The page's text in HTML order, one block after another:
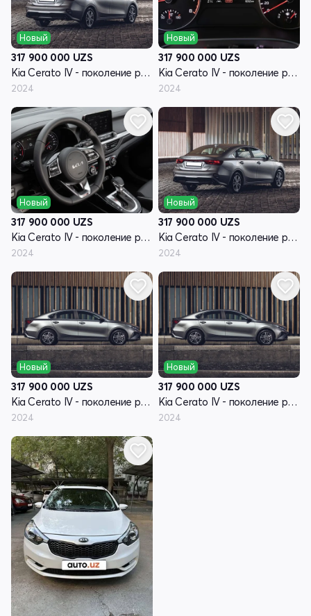
Новый
317 900 000 UZS
Kia Cerato IV - поколение рестайлинг
2024
Новый
317 900 000 UZS
Kia Cerato IV - поколение рестайлинг
2024
Новый
317 900 000 UZS
Kia Cerato IV - поколение рестайлинг
2024
Новый
317 900 000 UZS
Kia Cerato IV - поколение рестайлинг
2024
Новый
317 900 000 UZS
Kia Cerato IV - поколение рестайлинг
2024
Новый
317 900 000 UZS
Kia Cerato IV - поколение рестайлинг
2024